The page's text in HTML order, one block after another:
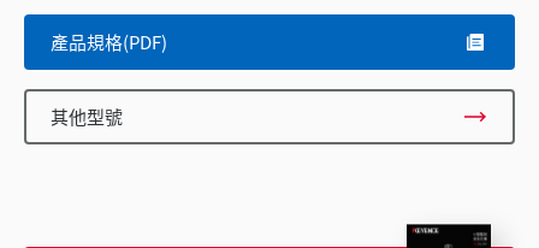
產品規格(PDF)
其他型號